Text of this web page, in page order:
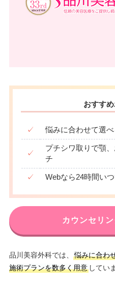
おすす
✓ 悩みに合わせて選
✓
プチシワ取りで顎
チ
✓ Webなら24時間い
カウンセリ
品川美容外科では、
悩みに合わ
施術プランを数多く用意してい